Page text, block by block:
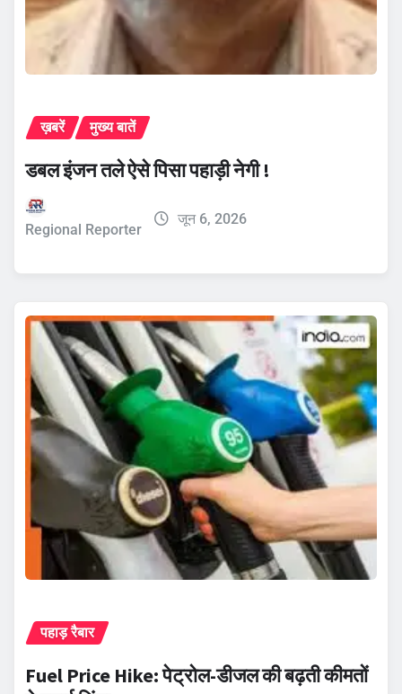
ख़बरें मुख्य बातें
डबल इंजन तले ऐसे पिसा पहाड़ी नेगी !
Regional Reporter
जून 6, 2026
पहाड़ रैबार
Fuel Price Hike: पेट्रोल-डीजल की बढ़ती कीमतों